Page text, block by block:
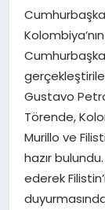
DÜNYA
MAGAZIN
Gustavo
Törende,
Murillo ve
hazır
ederek